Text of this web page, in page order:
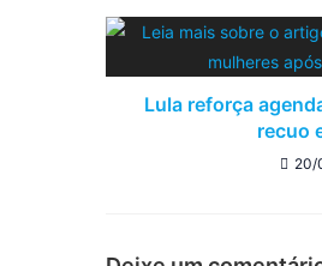
Lula reforça
recuo
20/